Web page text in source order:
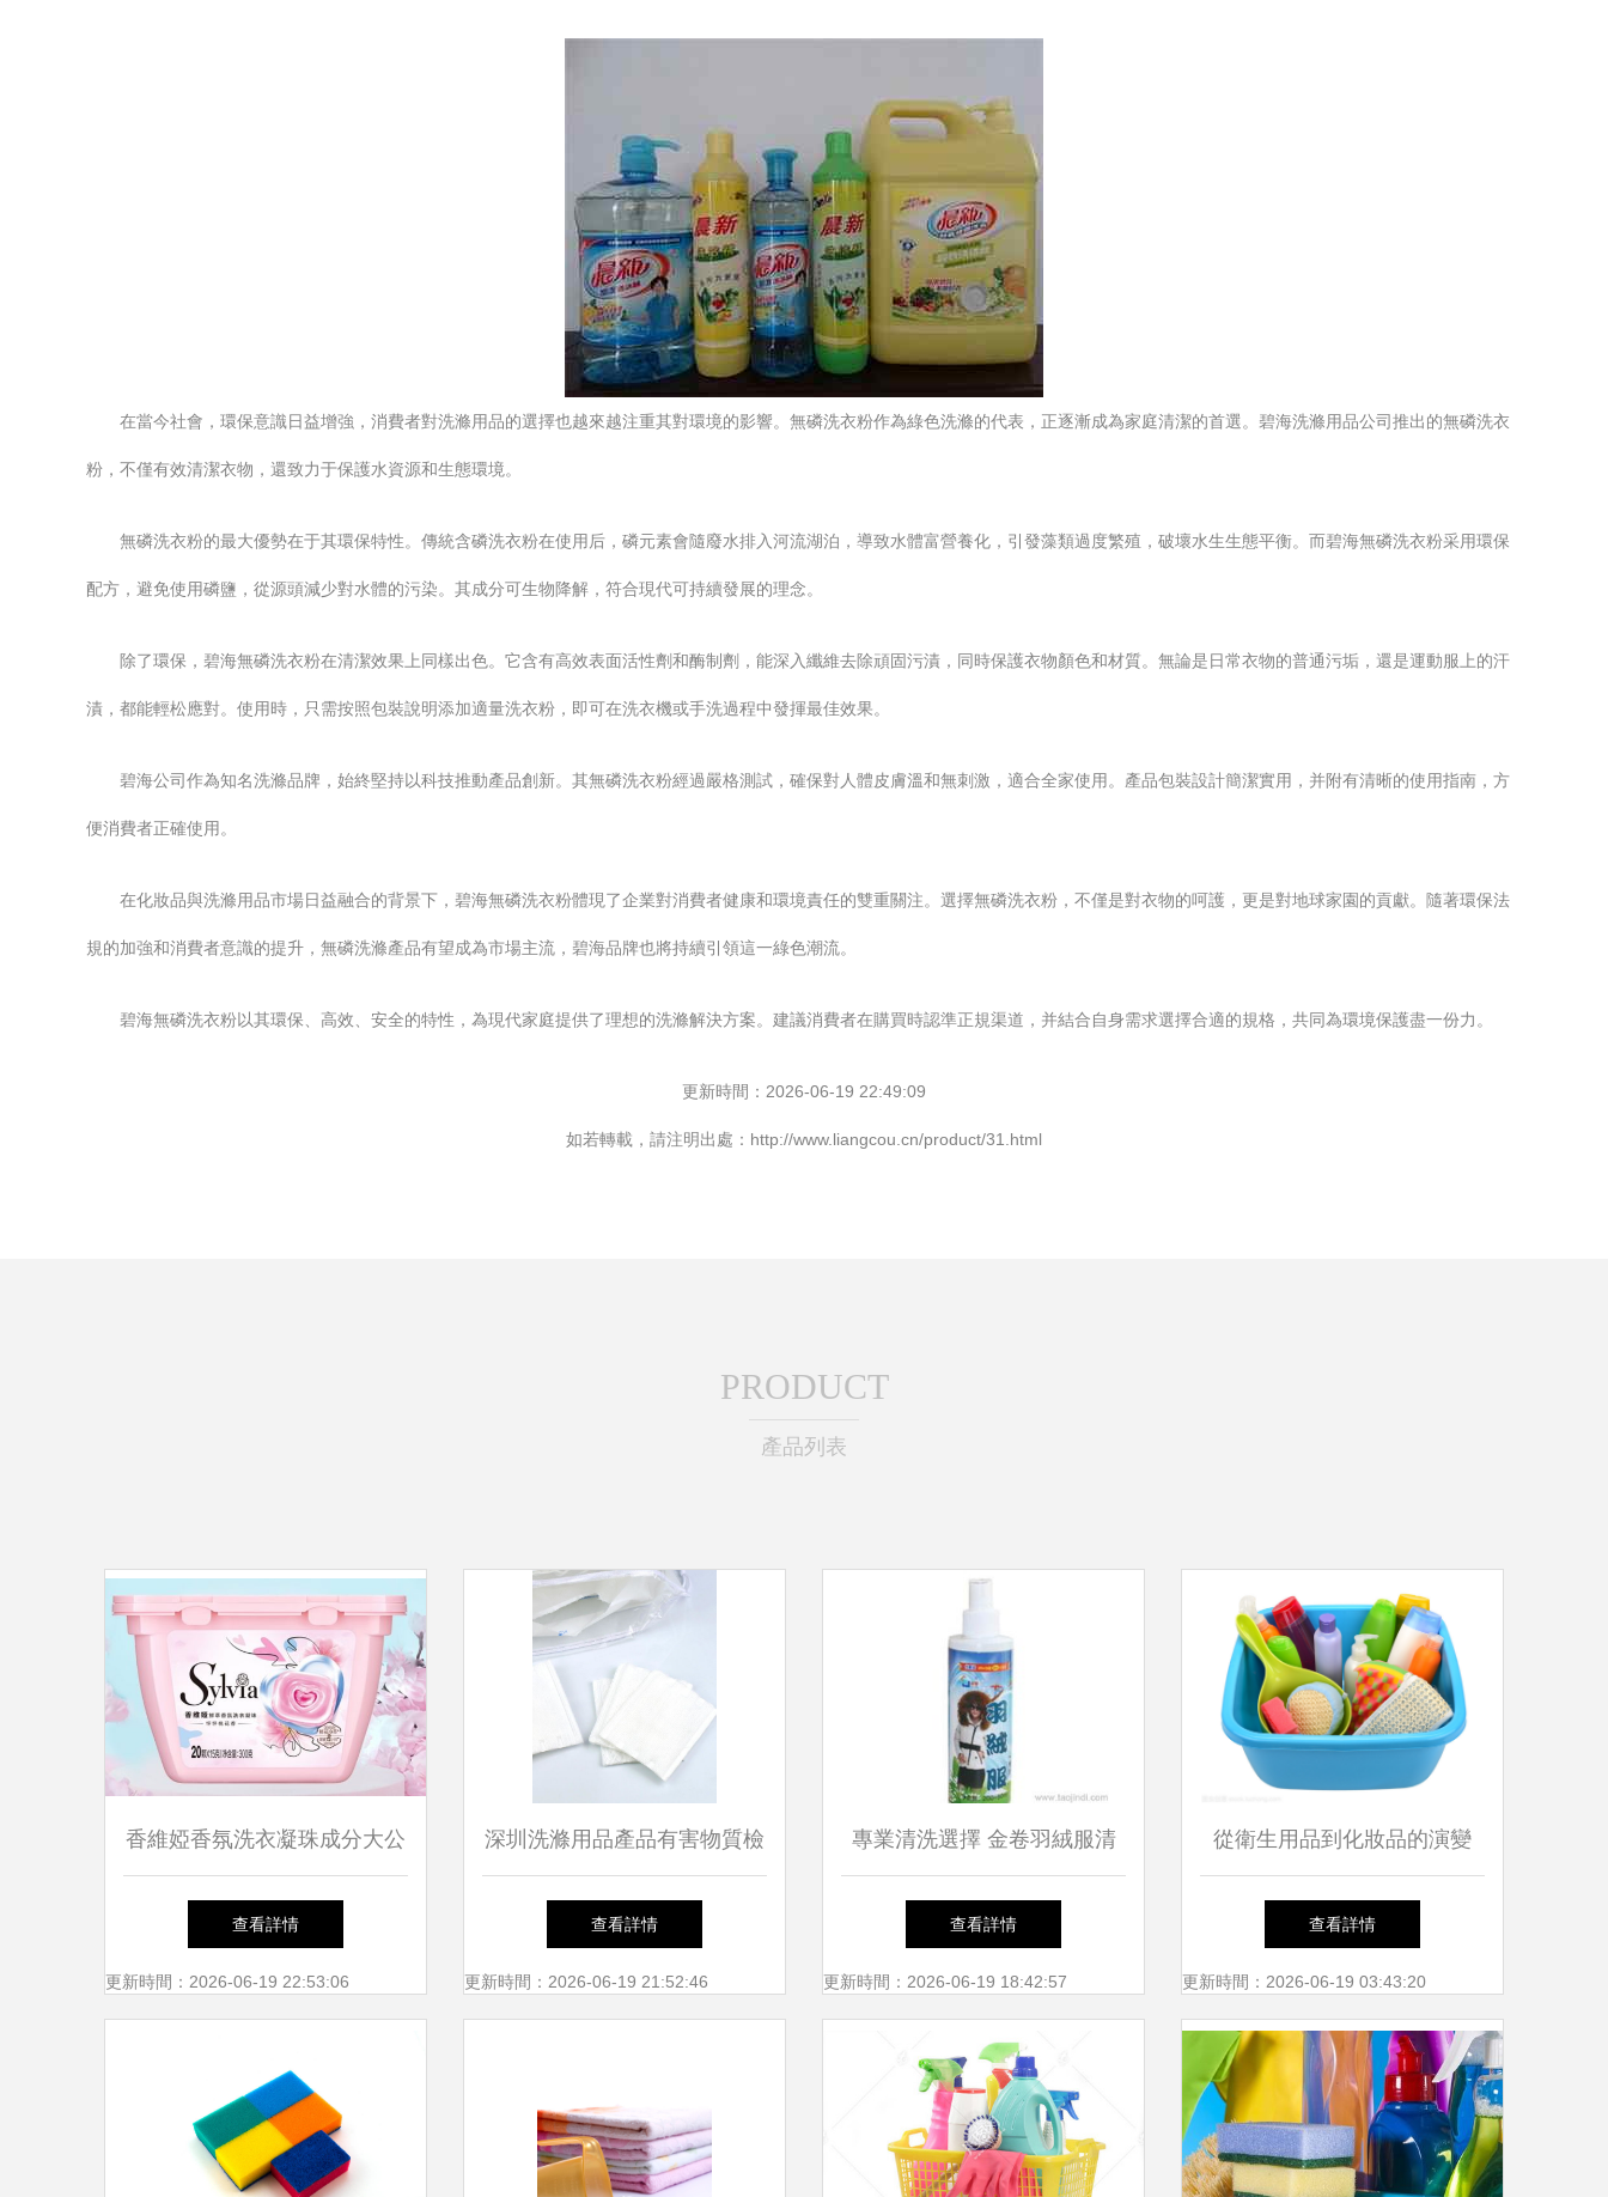
在當今社會，環保意識日益增強，消費者對洗滌用品的選擇也越來越注重其對環境的影響。無磷洗衣粉作為綠色洗滌的代表，正逐漸成為家庭清潔的首選。碧海洗滌用品公司推出的無磷洗衣
粉，不僅有效清潔衣物，還致力于保護水資源和生態環境。
無磷洗衣粉的最大優勢在于其環保特性。傳統含磷洗衣粉在使用后，磷元素會隨廢水排入河流湖泊，導致水體富營養化，引發藻類過度繁殖，破壞水生生態平衡。而碧海無磷洗衣粉采用環保
配方，避免使用磷鹽，從源頭減少對水體的污染。其成分可生物降解，符合現代可持續發展的理念。
除了環保，碧海無磷洗衣粉在清潔效果上同樣出色。它含有高效表面活性劑和酶制劑，能深入纖維去除頑固污漬，同時保護衣物顏色和材質。無論是日常衣物的普通污垢，還是運動服上的汗
漬，都能輕松應對。使用時，只需按照包裝說明添加適量洗衣粉，即可在洗衣機或手洗過程中發揮最佳效果。
碧海公司作為知名洗滌品牌，始終堅持以科技推動產品創新。其無磷洗衣粉經過嚴格測試，確保對人體皮膚溫和無刺激，適合全家使用。產品包裝設計簡潔實用，并附有清晰的使用指南，方
便消費者正確使用。
在化妝品與洗滌用品市場日益融合的背景下，碧海無磷洗衣粉體現了企業對消費者健康和環境責任的雙重關注。選擇無磷洗衣粉，不僅是對衣物的呵護，更是對地球家園的貢獻。隨著環保法
規的加強和消費者意識的提升，無磷洗滌產品有望成為市場主流，碧海品牌也將持續引領這一綠色潮流。
碧海無磷洗衣粉以其環保、高效、安全的特性，為現代家庭提供了理想的洗滌解決方案。建議消費者在購買時認準正規渠道，并結合自身需求選擇合適的規格，共同為環境保護盡一份力。
更新時間：2026-06-19 22:49:09
如若轉載，請注明出處：http://www.liangcou.cn/product/31.html
PRODUCT
產品列表
香維婭香氛洗衣凝珠成分大公
開 8倍潔凈力背后的科學揭秘
查看詳情
更新時間：2026-06-19 22:53:06
深圳洗滌用品產品有害物質檢
測 保障健康，守護清潔
查看詳情
更新時間：2026-06-19 21:52:46
專業清洗選擇 金卷羽絨服清
洗液全解析——價格、廠家、
圖片與化妝品級別呵護
查看詳情
更新時間：2026-06-19 18:42:57
從衛生用品到化妝品的演變
現代生活美學的雙翼
查看詳情
更新時間：2026-06-19 03:43:20